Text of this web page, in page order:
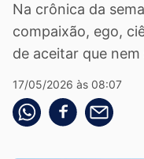
Na crônica da
compaixão, ego,
de aceitar que nem
17/05/2026 às 08:07
Compartilhe pelo whatsapp
Compartilhar no
Compartilhe